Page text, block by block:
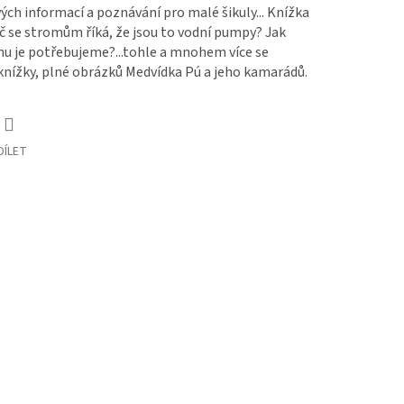
informací a poznávání pro malé šikuly... Knížka
se stromům říká, že jsou to vodní pumpy? Jak
je potřebujeme?...tohle a mnohem více se
plné obrázků Medvídka Pú a jeho kamarádů.